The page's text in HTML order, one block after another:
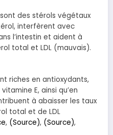
des stérols végétaux
interfèrent avec
l’intestin et aident à
total et LDL (mauvais).
riches en antioxydants,
E, ainsi qu’en
à abaisser les taux
total et de LDL
, (Source), (Source),